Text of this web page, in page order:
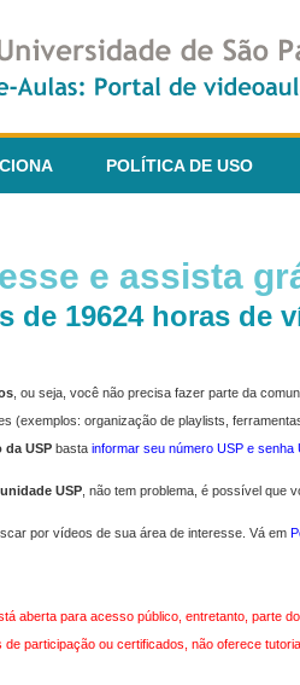
POLÍTICA DE USO
e assista
de 19624 horas de
, ou seja, você não precisa fazer parte da
(exemplos: organização de playlists,
USP basta informar seu número USP e senha
USP , não tem problema, é possível que
por vídeos de sua área de interesse. Vá em
aberta para acesso público, entretanto, parte
participação ou certificados, não oferece